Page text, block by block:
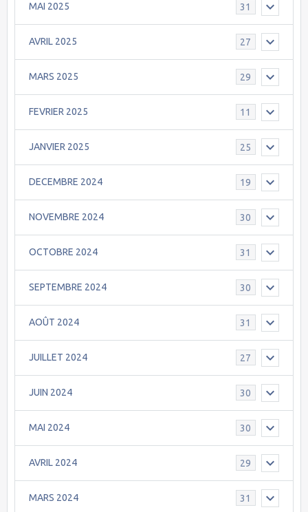
MAI 2025 31
AVRIL 2025 27
MARS 2025 29
FEVRIER 2025 11
JANVIER 2025 25
DECEMBRE 2024 19
NOVEMBRE 2024 30
OCTOBRE 2024 31
SEPTEMBRE 2024 30
AOÛT 2024 31
JUILLET 2024 27
JUIN 2024 30
MAI 2024 30
AVRIL 2024 29
MARS 2024 31